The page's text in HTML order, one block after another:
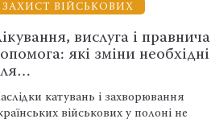
ВЗАЄМОДІЯ
Енергетичне право: НААУ та
АСРМГ домовилися про
співпрацю
Адвокати поглиблюватимуть фахову
експертизу у сфері енергетичного